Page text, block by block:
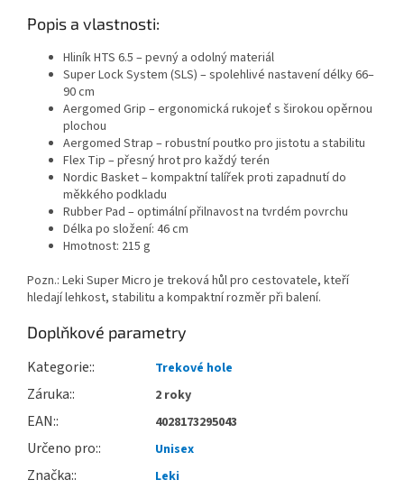
Popis a vlastnosti:
Hliník HTS 6.5 – pevný a odolný materiál
Super Lock System (SLS) – spolehlivé nastavení délky 66–
90 cm
Aergomed Grip – ergonomická rukojeť s širokou opěrnou
plochou
Aergomed Strap – robustní poutko pro jistotu a stabilitu
Flex Tip – přesný hrot pro každý terén
Nordic Basket – kompaktní talířek proti zapadnutí do
měkkého podkladu
Rubber Pad – optimální přilnavost na tvrdém povrchu
Délka po složení: 46 cm
Hmotnost: 215 g
Pozn.: Leki Super Micro je treková hůl pro cestovatele, kteří
hledají lehkost, stabilitu a kompaktní rozměr při balení.
Doplňkové parametry
Kategorie: Trekové hole
Záruka: 2 roky
EAN: 4028173295043
Určeno pro: Unisex
Značka:
Leki